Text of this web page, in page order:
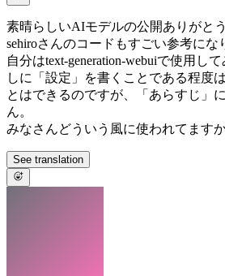
素晴らしいAIモデルの公開ありがと
sehiroさんのコードもすごい参考にな
自分はtext-generation-webuiで使用し
しに「設定」を書くことである程度
とはできるのですが、「あらすじ」
ん。
みなさんどういう風に使われてます
See translation